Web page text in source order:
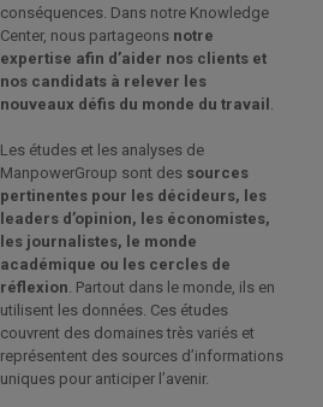
conséquences. Dans notre Knowledge
Center, nous partageons notre
expertise afin d’aider nos clients et
nos candidats à relever les
nouveaux défis du monde du travail .
Les études et les analyses de
ManpowerGroup sont des sources
pertinentes pour les décideurs, les
leaders d’opinion, les économistes,
les journalistes, le monde
académique ou les cercles de
réflexion. Partout dans le monde, ils en
utilisent les données. Ces études
couvrent des domaines très variés et
représentent des sources d’informations
uniques pour anticiper l’avenir.